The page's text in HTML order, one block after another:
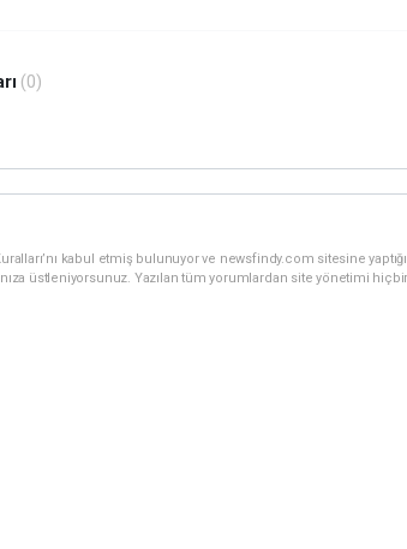
(0)
kabul etmiş bulunuyor ve newsfindy.com sitesine
üstleniyorsunuz. Yazılan tüm yorumlardan site yönetimi